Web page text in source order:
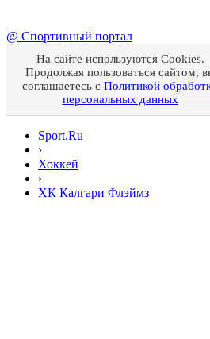
@ Спортивный портал
На сайте используются Cookies.
Продолжая пользоваться сайтом,
соглашаетесь с Политикой
персональных данных
Sport.Ru
›
Хоккей
›
ХК Калгари Флэймз